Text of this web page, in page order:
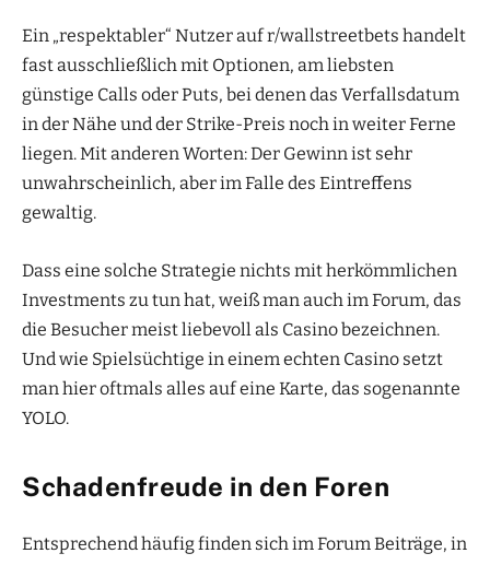
Ein „respektabler“ Nutzer auf r/wallstreetbets handelt
fast ausschließlich mit Optionen, am liebsten
günstige Calls oder Puts, bei denen das Verfallsdatum
in der Nähe und der Strike-Preis noch in weiter Ferne
liegen. Mit anderen Worten: Der Gewinn ist sehr
unwahrscheinlich, aber im Falle des Eintreffens
gewaltig.
Dass eine solche Strategie nichts mit herkömmlichen
Investments zu tun hat, weiß man auch im Forum, das
die Besucher meist liebevoll als Casino bezeichnen.
Und wie Spielsüchtige in einem echten Casino setzt
man hier oftmals alles auf eine Karte, das sogenannte
YOLO.
Schadenfreude in den Foren
Entsprechend häufig finden sich im Forum Beiträge, in